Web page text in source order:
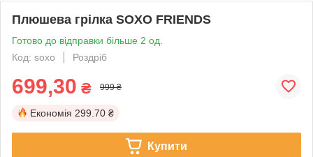
Плюшева грілка SOXO FRIENDS
Готово до відправки більше 2 од.
Код: soxo
Роздріб
699,30 ₴ 999 ₴
Економія 299.70 ₴
Купити